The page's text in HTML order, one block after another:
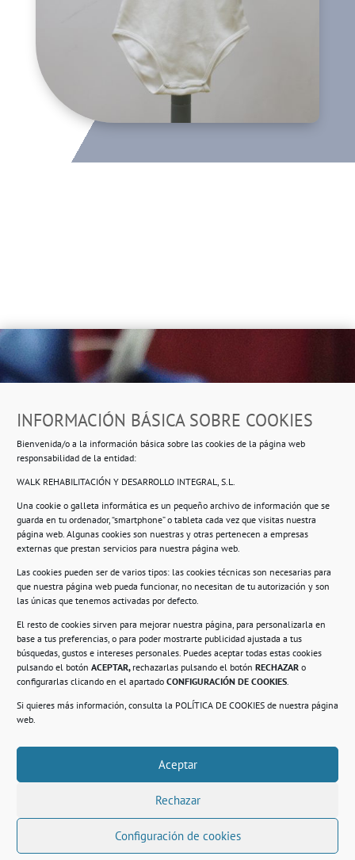
INFORMACIÓN BÁSICA SOBRE COOKIES
Bienvenida/o a la información básica sobre las cookies de la página web
responsabilidad de la entidad:
WALK REHABILITACIÓN Y DESARROLLO INTEGRAL, S.L.
Una cookie o galleta informática es un pequeño archivo de información que se
guarda en tu ordenador, “smartphone” o tableta cada vez que visitas nuestra
página web. Algunas cookies son nuestras y otras pertenecen a empresas
externas que prestan servicios para nuestra página web.
Las cookies pueden ser de varios tipos: las cookies técnicas son necesarias para
que nuestra página web pueda funcionar, no necesitan de tu autorización y son
las únicas que tenemos activadas por defecto.
El resto de cookies sirven para mejorar nuestra página, para personalizarla en
base a tus preferencias, o para poder mostrarte publicidad ajustada a tus
búsquedas, gustos e intereses personales. Puedes aceptar todas estas cookies
pulsando el botón ACEPTAR, rechazarlas pulsando el botón RECHAZAR o
configurarlas clicando en el apartado CONFIGURACIÓN DE COOKIES.
Si quieres más información, consulta la POLÍTICA DE COOKIES de nuestra página
web.
Aceptar
Rechazar
Configuración de cookies
Ropero Solidario de Usera
Beasáin 25-33posterior, local 3 – 28041 Madrid
Información
Compromiso con la protección de datos
Política de Cookies.
© 2021. Realizado en el Centro de Rehabilitación